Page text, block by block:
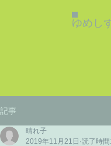
ゆめし
記事
晴れ子
2019年11月21日 読了時間